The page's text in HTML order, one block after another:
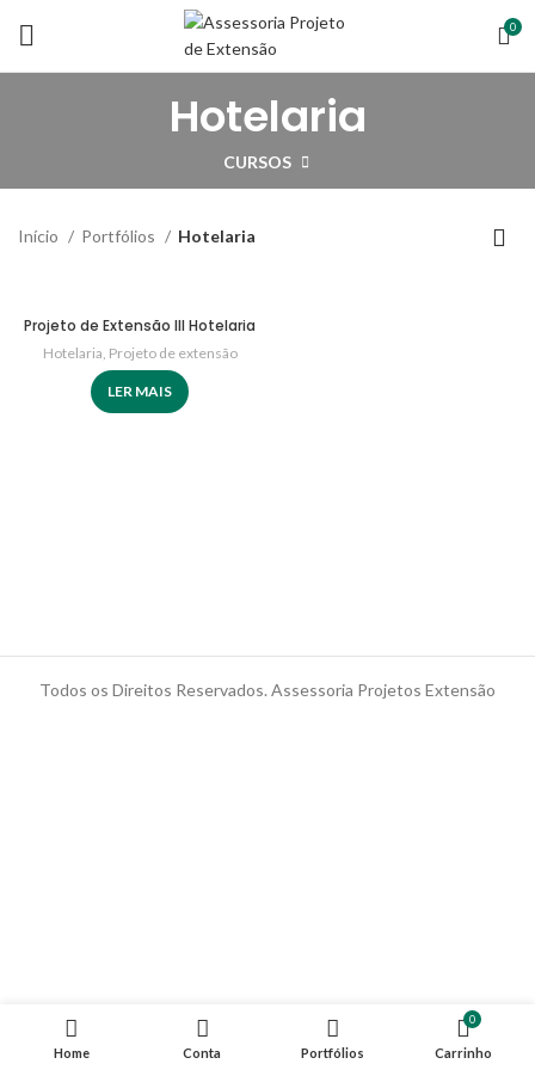
0
Hotelaria
CURSOS
Início Portfólios Hotelaria
Projeto de Extensão III Hotelaria
Hotelaria, Projeto de extensão
LER MAIS
Todos os Direitos Reservados. Assessoria Projetos Extensão
Home Conta Portfólios
0
Carrinho